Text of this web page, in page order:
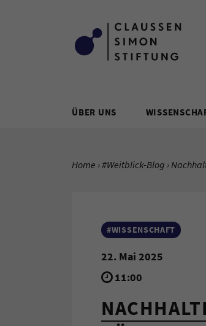
ÜBER UNS
SIE BEFINDEN SICH
Home #Weitblick-Blog Aktuelle
#WISSENSCHAFT
22. Mai 2025
11:00